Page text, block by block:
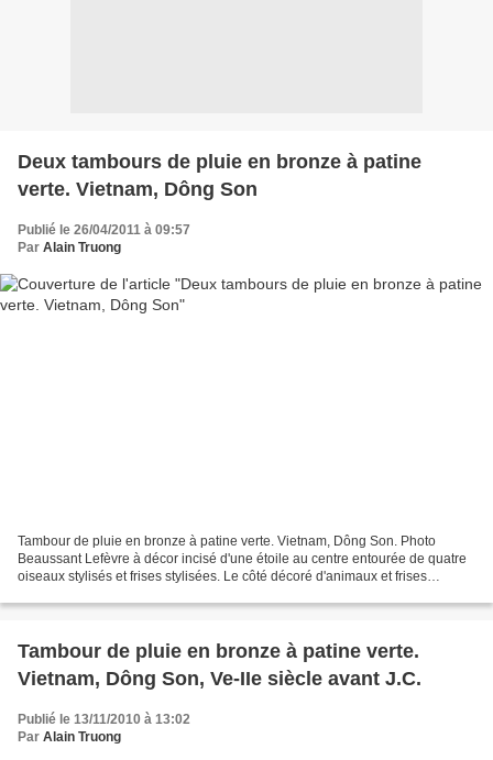
Deux tambours de pluie en bronze à patine
verte. Vietnam, Dông Son
Publié le 26/04/2011 à 09:57
Par Alain Truong
Tambour de pluie en bronze à patine verte. Vietnam, Dông Son. Photo
Beaussant Lefèvre à décor incisé d'une étoile au centre entourée de quatre
oiseaux stylisés et frises stylisées. Le côté décoré d'animaux et frises
Tambour de pluie en bronze à patine verte.
Vietnam, Dông Son, Ve-IIe siècle avant J.C.
Publié le 13/11/2010 à 13:02
Par Alain Truong